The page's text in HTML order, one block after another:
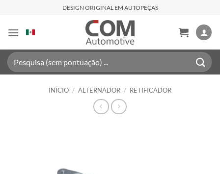
content
DESIGN ORIGINAL EM AUTOPEÇAS
Pesquisar
por:
INÍCIO / ALTERNADOR / RETIFICADOR